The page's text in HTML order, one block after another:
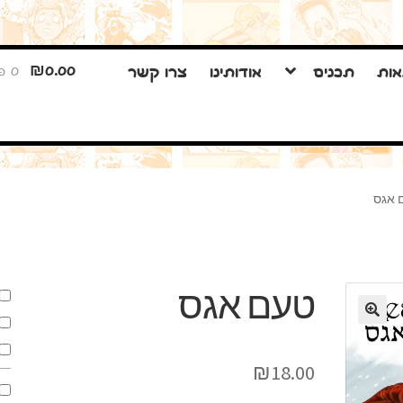
דלג
לדלג תכנים אודותינו צרו קשר ₪0.00 0 פריטים
אגס
🔍
טעם אגס
₪18.00